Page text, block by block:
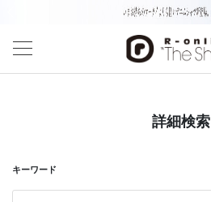
詳細検索
キーワード